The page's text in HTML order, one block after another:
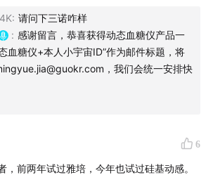
工作原理是什么？
血糖，有什么不同呢？
过蓝牙来传数据？
: 请问下三诺咋样
: 感谢留言，恭喜获得动态血糖仪产品一
血糖仪+本人小宇宙ID”作为邮件标题，将
，我们会统一安排快
6
，前两年试过雅培，今年也试过硅基动感。